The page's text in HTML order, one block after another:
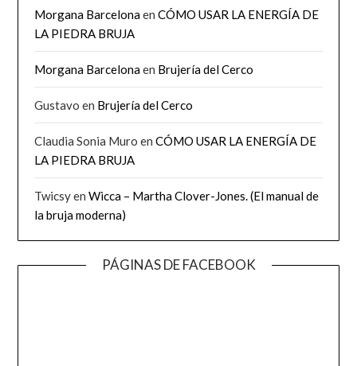
Morgana BarcelonaenCÓMO USAR LA ENERGÍA DE
LA PIEDRA BRUJA
Morgana Barcelonaen Brujería del Cerco
Gustavo en Brujería del Cerco
Claudia Sonia Muro enCÓMO USAR LA ENERGÍA DE
LA PIEDRA BRUJA
TwicsyenWicca – Martha Clover-Jones. (El manual de
la bruja moderna)
PÁGINAS DE FACEBOOK